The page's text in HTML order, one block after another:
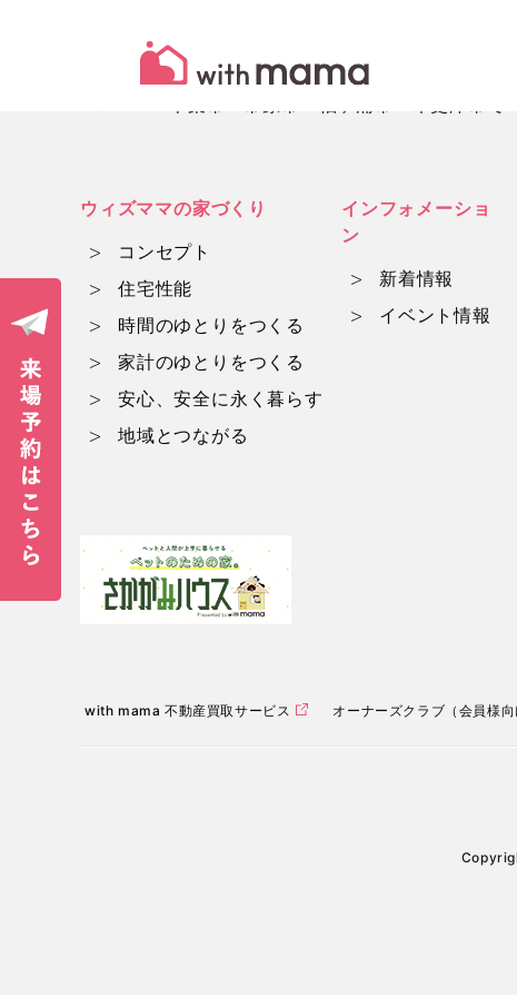
千葉市・市原市・袖ヶ浦市・木更津市
ウィズママの家づくり
コンセプト
住宅性能
時間のゆとりをつくる
家計のゆとりをつくる
安心、安全に永く暮らす
地域とつながる
インフォメーショ
ン
新着情報
イベント情報
with mama 不動産買取サービス オーナーズクラブ（会員様向